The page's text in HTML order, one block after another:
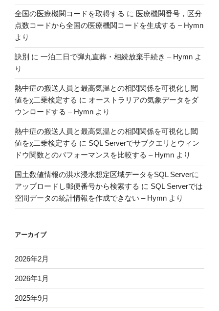
定
し
た
国
家
間
析”
の
全国の医療機関コードを取得する に 医療機関番号，区分
点数コードから全国の医療機関コードを生成する – Hymn
より
訣別 に 一泊二日で弾丸直葬・相続放棄手続き – Hymn よ
り
熱中症の搬送人員と最高気温との相関関係を可視化し閾
値をχ二乗検定する に オーストラリアの気象データをダ
ウンロードする – Hymn より
熱中症の搬送人員と最高気温との相関関係を可視化し閾
値をχ二乗検定する に SQL Serverでサブクエリとウィン
ドウ関数とのパフォーマンスを比較する – Hymn より
国土数値情報の洪水浸水想定区域データをSQL Serverに
アップロードし郵便番号から検索する に SQL Serverでは
空間データの統計情報を作成できない – Hymn より
アーカイブ
2026年2月
2026年1月
2025年9月